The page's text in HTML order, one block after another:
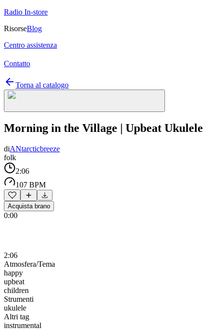
Radio In-store
RisorseBlog
Centro assistenza
Contatto
Torna al catalogo
Morning in the Village | Upbeat Ukulele
diANtarcticbreeze
folk
2:06
107 BPM
Acquista brano
0:00
2:06
Atmosfera/Tema
happy
upbeat
children
Strumenti
ukulele
Altri tag
instrumental